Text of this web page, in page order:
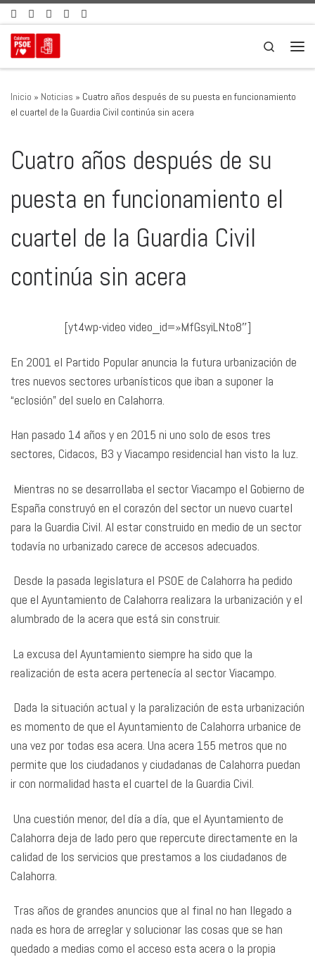
Saltar al contenido
Search
Inicio » Noticias » Cuatro años después de su puesta en funcionamiento
el cuartel de la Guardia Civil continúa sin acera
Cuatro años después de su
puesta en funcionamiento el
cuartel de la Guardia Civil
continúa sin acera
[yt4wp-video video_id=»MfGsyiLNto8″]
En 2001 el Partido Popular anuncia la futura urbanización de
tres nuevos sectores urbanísticos que iban a suponer la
“eclosión” del suelo en Calahorra.
Han pasado 14 años y en 2015 ni uno solo de esos tres
sectores, Cidacos, B3 y Viacampo residencial han visto la luz.
Mientras no se desarrollaba el sector Viacampo el Gobierno de
España construyó en el corazón del sector un nuevo cuartel
para la Guardia Civil. Al estar construido en medio de un sector
todavía no urbanizado carece de accesos adecuados.
Desde la pasada legislatura el PSOE de Calahorra ha pedido
que el Ayuntamiento de Calahorra realizara la urbanización y el
alumbrado de la acera que está sin construir.
La excusa del Ayuntamiento siempre ha sido que la
realización de esta acera pertenecía al sector Viacampo.
Dada la situación actual y la paralización de esta urbanización
es momento de que el Ayuntamiento de Calahorra urbanice de
una vez por todas esa acera. Una acera 155 metros que no
permite que los ciudadanos y ciudadanas de Calahorra puedan
ir con normalidad hasta el cuartel de la Guardia Civil.
Una cuestión menor, del día a día, que el Ayuntamiento de
Calahorra deja de lado pero que repercute directamente en la
calidad de los servicios que prestamos a los ciudadanos de
Calahorra.
Tras años de grandes anuncios que al final no han llegado a
nada es hora de arreglar y solucionar las cosas que se han
quedado a medias como el acceso esta acera o la propia